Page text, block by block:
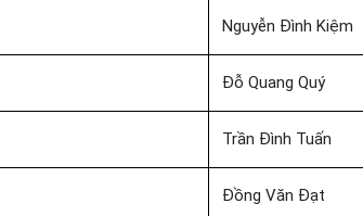
Nguyễn Đình Kiệm
Đỗ Quang Quý
Trần Đình Tuấn
Đồng Văn Đạt